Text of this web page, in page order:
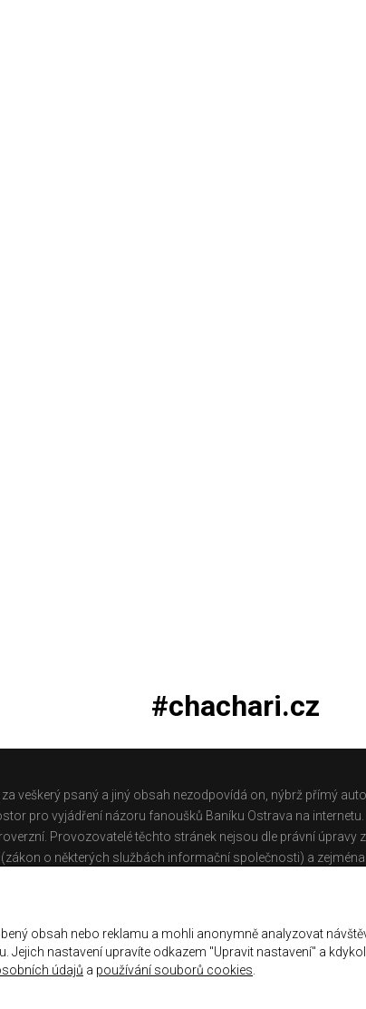
#chachari.cz
veškerý psaný a jiný obsah nezodpovídá on, nýbrž přímý
pro vyjádření názoru fanoušků Baníku Ostrava na
Provozovatelé těchto stránek nejsou dle právní
o některých službách informační společnosti) a
obsah nebo reklamu a mohli anonymně analyzovat
nastavení upravíte odkazem "Upravit nastavení" a
údajů a používání souborů cookies